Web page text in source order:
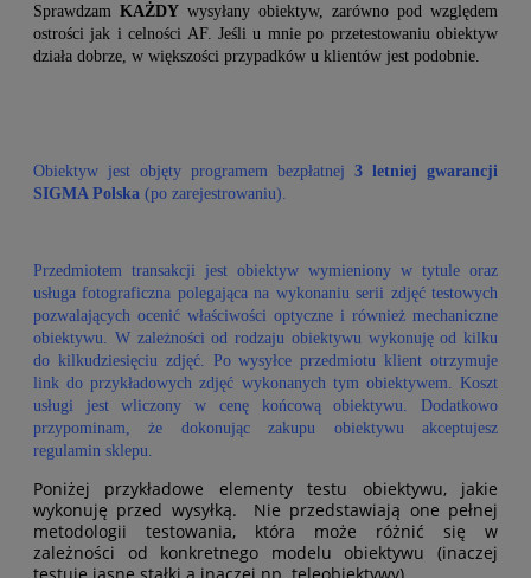
Sprawdzam KAŻDY wysyłany obiektyw, zarówno pod względem
ostrości jak i celności AF. Jeśli u mnie po przetestowaniu obiektyw
działa dobrze, w większości przypadków u klientów jest podobnie.
Obiektyw jest objęty programem bezpłatnej 3 letniej gwarancji
SIGMA Polska (po zarejestrowaniu).
Przedmiotem transakcji jest obiektyw wymieniony w tytule oraz
usługa fotograficzna polegająca na wykonaniu serii zdjęć testowych
pozwalających ocenić właściwości optyczne i również mechaniczne
obiektywu. W zależności od rodzaju obiektywu wykonuję od kilku
do kilkudziesięciu zdjęć. Po wysyłce przedmiotu klient otrzymuje
link do przykładowych zdjęć wykonanych tym obiektywem. Koszt
usługi jest wliczony w cenę końcową obiektywu. Dodatkowo
przypominam, że dokonując zakupu obiektywu akceptujesz
regulamin sklepu.
Poniżej przykładowe elementy testu obiektywu, jakie
wykonuję przed wysyłką. Nie przedstawiają one pełnej
metodologii testowania, która może różnić się w
zależności od konkretnego modelu obiektywu (inaczej